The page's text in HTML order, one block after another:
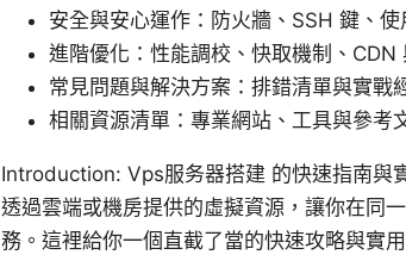
安全與安心運作：防火牆、SSH 鍵、
進階優化：性能調校、快取機制、CDN
常見問題與解決方案：排錯清單與實戰
相關資源清單：專業網站、工具與參考
Introduction: Vps服务器搭建 的快速指南與
透過雲端或機房提供的虛擬資源，讓你在同
務。這裡給你一個直截了當的快速攻略與實用